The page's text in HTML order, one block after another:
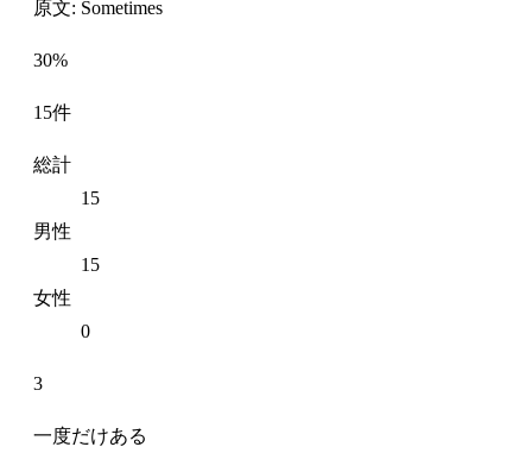
原文: Sometimes
30%
15件
総計
15
男性
15
女性
0
3
一度だけある